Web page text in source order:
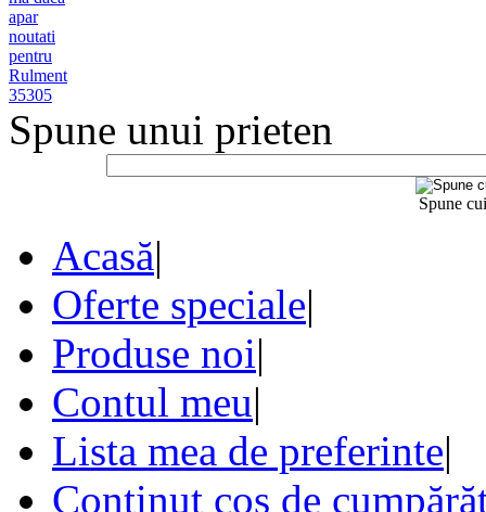
Spune unui prieten
Spune
Acasă|
Oferte speciale|
Produse noi|
Contul meu|
Lista mea de preferinte|
Conţinut coş de